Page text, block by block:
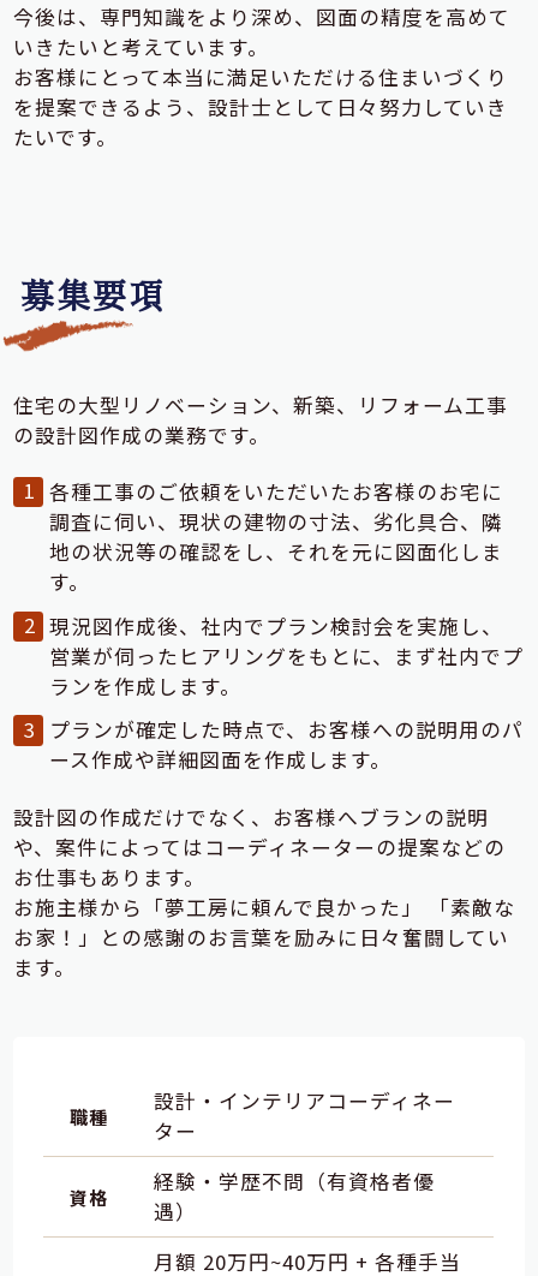
今後は、専門知識をより深め、図面の精度を高めて
いきたいと考えています。
お客様にとって本当に満足いただける住まいづくり
を提案できるよう、設計士として日々努力していき
たいです。
募集要項
住宅の大型リノベーション、新築、リフォーム工事
の設計図作成の業務です。
各種工事のご依頼をいただいたお客様のお宅に
調査に伺い、現状の建物の寸法、劣化具合、隣
地の状況等の確認をし、それを元に図面化しま
す。
現況図作成後、社内でプラン検討会を実施し、
営業が伺ったヒアリングをもとに、まず社内でプ
ランを作成します。
プランが確定した時点で、お客様への説明用のパ
ース作成や詳細図面を作成します。
設計図の作成だけでなく、お客様へブランの説明
や、案件によってはコーディネーターの提案などの
お仕事もあります。
お施主様から「夢工房に頼んで良かった」 「素敵な
お家！」との感謝のお言葉を励みに日々奮闘してい
ます。
職種
設計・インテリアコーディネー
ター
資格
経験・学歴不問（有資格者優
遇）
月額 20万円~40万円 + 各種手当